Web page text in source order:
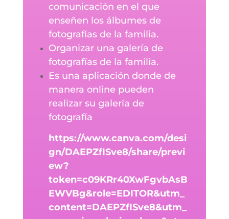
comunicación en el que
enseñen los álbumes de
fotografías de la familia.
Organizar una galería de
fotografías de la familia.
Es una aplicación donde de
manera online pueden
realizar su galería de
fotografía
https://www.canva.com/desi
gn/DAEPZfISve8/share/previ
ew?
token=c09KRr40XwFgvbAsB
EWVBg&role=EDITOR&utm_
content=DAEPZfISve8&utm_